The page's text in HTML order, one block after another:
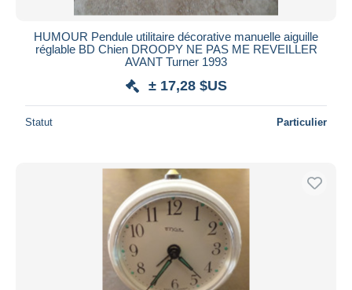
HUMOUR Pendule utilitaire décorative manuelle aiguille
réglable BD Chien DROOPY NE PAS ME REVEILLER
AVANT Turner 1993
± 17,28 $US
Statut Particulier